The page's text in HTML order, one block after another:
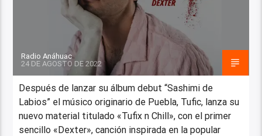
Radio Anáhuac
24 DE AGOSTO DE 2022
Después de lanzar su álbum debut “Sashimi de
Labios” el músico originario de Puebla, Tufic, lanza su
nuevo material titulado «Tufix n Chill», con el primer
sencillo «Dexter», canción inspirada en la popular